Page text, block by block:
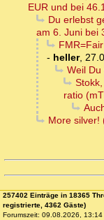
EUR und bei
Du erlebst
am 6. Juni bei
- heller,
Weil
ratio
More silver!
257402 Einträge in 18365
registrierte, 4362 Gäste)
Forumszeit: 09.08.2026, 13:14